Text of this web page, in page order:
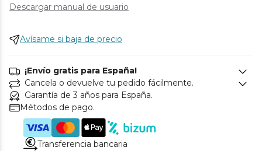
Descargar manual de usuario
Avísame si baja de precio
¡Envío gratis para España!
Cancela o devuelve tu pedido fácilmente.
Garantía de 3 años para España.
Métodos de pago.
Transferencia bancaria